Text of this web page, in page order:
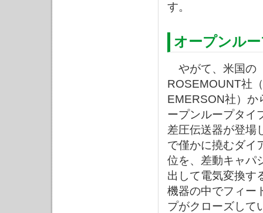
す。
オープンル
やがて、米国の
ROSEMOUNT社
EMERSON社）か
ープンループタイ
差圧伝送器が登場
で僅かに撓むダイ
位を、差動キャパ
出して電気変換す
機器の中でフィー
プがクローズして